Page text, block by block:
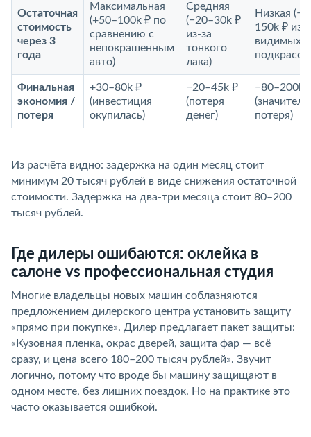
Остаточная
стоимость
через 3
года
Максимальная
(+50–100k ₽ по
сравнению с
непокрашенным
авто)
Средняя
(−20–30k ₽
из-за
тонкого
лака)
Низкая
150k ₽ из-
видимых
подкрасок)
Финальная
экономия /
потеря
+30–80k ₽
(инвестиция
окупилась)
−20–45k ₽
(потеря
денег)
−80–200k
потеря)
Из расчёта видно: задержка на один месяц стоит
минимум 20 тысяч рублей в виде снижения остаточной
стоимости. Задержка на два-три месяца стоит 80–200
тысяч рублей.
Где дилеры ошибаются: оклейка в
салоне vs профессиональная студия
Многие владельцы новых машин соблазняются
предложением дилерского центра установить защиту
«прямо при покупке». Дилер предлагает пакет защиты:
«Кузовная пленка, окрас дверей, защита фар — всё
сразу, и цена всего 180–200 тысяч рублей». Звучит
логично, потому что вроде бы машину защищают в
одном месте, без лишних поездок. Но на практике это
часто оказывается ошибкой.